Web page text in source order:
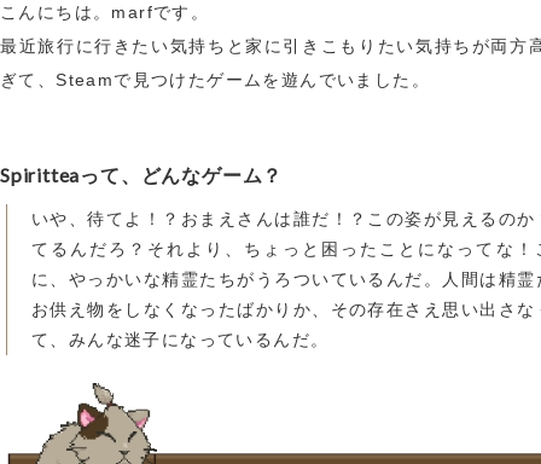
こんにちは。marfです。
最近旅行に行きたい気持ちと家に引きこもりたい気持ちが両方
ぎて、Steamで見つけたゲームを遊んでいました。
Spiritteaって、どんなゲーム？
いや、待てよ！？おまえさんは誰だ！？この姿が見えるのか
てるんだろ？それより、ちょっと困ったことになってな！
に、やっかいな精霊たちがうろついているんだ。人間は精霊
お供え物をしなくなったばかりか、その存在さえ思い出さな
て、みんな迷子になっているんだ。